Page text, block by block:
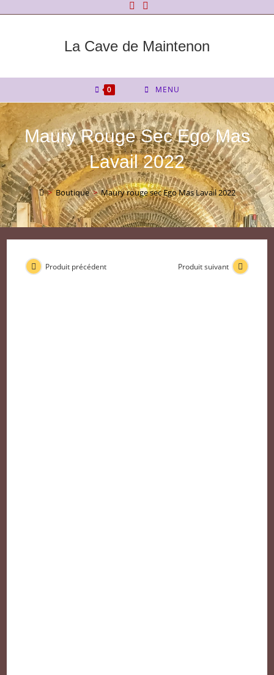
La Cave de Maintenon
0 MENU
Maury Rouge Sec Ego Mas
Lavail 2022
> Boutique > Maury rouge sec Ego Mas Lavail 2022
Produit précédent Produit suivant